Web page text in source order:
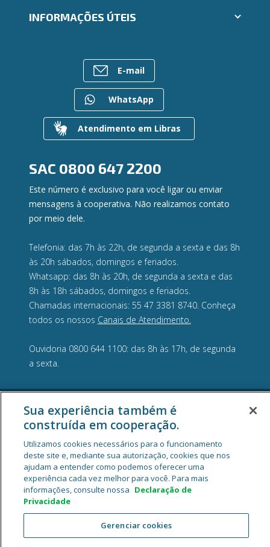
Trabalhe Conosco
Ailos Educação
Gerenciar Cookies
Consórcios
Para empresas
INFORMAÇÕES ÚTEIS
Rede de Atendimento
Entre em contato
Canal de Ética
Gerenciamento de Riscos
Privacidade e Segurança
Dúvidas
E-mail
WhatsApp
Atendimento em Libras
SAC 0800 647 2200
Este número é exclusivo para você ligar ou enviar
mensagens à cooperativa. Não realizamos contato
por meio dele.
Telefonia: das 7h às 22h, de segunda a sexta e das 8h
às 20h sábados, domingos e feriados.
Whatsapp: das 8h às 20h, de segunda a sexta e das
8h às 18h sábados, domingos e feriados.
Chamadas internacionais: 55 47 3381 8740. Conheça
todos os nossos Canais de Atendimento.
Ouvidoria 0800 644 1100: das 8h às 17h, de segunda
a sexta.
Cooperativa Central de Crédito Ailos - CNPJ 05.463.212/0001-29
Rua General Osório, 1180, Velha, CEP 89041-002, Blumenau/SC.
2026 Sistema Ailos. Todos os direitos reservados.
Sua experiência também é
construída em cooperação.
Utilizamos cookies necessários para o funcionamento
deste site e, mediante sua autorização, cookies que nos
ajudam a entender como podemos oferecer uma
experiência cada vez melhor para você. Para mais
informações, consulte nossa Declaração de
Privacidade
Gerenciar cookies